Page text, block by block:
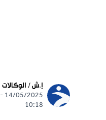
إ.ش / الوكالات
14/05/2025 -
10:18